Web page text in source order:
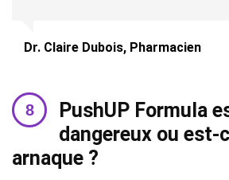
Dr. Claire Dubois, Pharmacien
PushUP Formula
dangereux ou est-
arnaque ?